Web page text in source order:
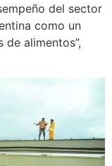
del sector
como un
alimentos”,